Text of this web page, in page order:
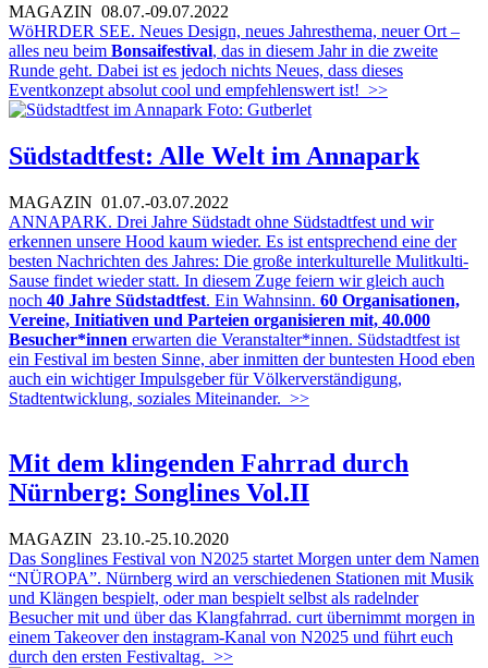
MAGAZIN 08.07.-09.07.2022
WöHRDER SEE. Neues Design, neues Jahresthema, neuer Ort –
alles neu beim Bonsaifestival, das in diesem Jahr in die zweite
Runde geht. Dabei ist es jedoch nichts Neues, dass dieses
Eventkonzept absolut cool und empfehlenswert ist! >>
Südstadtfest: Alle Welt im Annapark
MAGAZIN 01.07.-03.07.2022
ANNAPARK. Drei Jahre Südstadt ohne Südstadtfest und wir
erkennen unsere Hood kaum wieder. Es ist entsprechend eine der
besten Nachrichten des Jahres: Die große interkulturelle Mulitkulti-
Sause findet wieder statt. In diesem Zuge feiern wir gleich auch
noch 40 Jahre Südstadtfest. Ein Wahnsinn. 60 Organisationen,
Vereine, Initiativen und Parteien organisieren mit, 40.000
Besucher*innen erwarten die Veranstalter*innen. Südstadtfest ist
ein Festival im besten Sinne, aber inmitten der buntesten Hood eben
auch ein wichtiger Impulsgeber für Völkerverständigung,
Stadtentwicklung, soziales Miteinander. >>
Mit dem klingenden Fahrrad durch
Nürnberg: Songlines Vol.II
MAGAZIN 23.10.-25.10.2020
Das Songlines Festival von N2025 startet Morgen unter dem Namen
“NÜROPA”. Nürnberg wird an verschiedenen Stationen mit Musik
und Klängen bespielt, oder man bespielt selbst als radelnder
Besucher mit und über das Klangfahrrad. curt übernimmt morgen in
einem Takeover den instagram-Kanal von N2025 und führt euch
durch den ersten Festivaltag. >>